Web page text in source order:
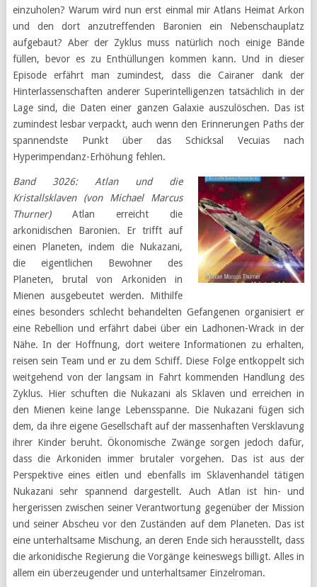
einzuholen? Warum wird nun erst einmal mir Atlans Heimat Arkon
und den dort anzutreffenden Baronien ein Nebenschauplatz
aufgebaut? Aber der Zyklus muss natürlich noch einige Bände
füllen, bevor es zu Enthüllungen kommen kann. Und in dieser
Episode erfährt man zumindest, dass die Cairaner dank der
Hinterlassenschaften anderer Superintelligenzen tatsächlich in der
Lage sind, die Daten einer ganzen Galaxie auszulöschen. Das ist
zumindest lesbar verpackt, auch wenn den Erinnerungen Paths der
spannendste Punkt über das Schicksal Vecuias nach
Hyperimpendanz-Erhöhung fehlen.
Band 3026: Atlan und die
Kristallsklaven (von Michael Marcus
Thurner) Atlan erreicht die
arkonidischen Baronien. Er trifft auf
einen Planeten, indem die Nukazani,
die eigentlichen Bewohner des
Planeten, brutal von Arkoniden in
Mienen ausgebeutet werden. Mithilfe
eines besonders schlecht behandelten Gefangenen organisiert er
eine Rebellion und erfährt dabei über ein Ladhonen-Wrack in der
Nähe. In der Hoffnung, dort weitere Informationen zu erhalten,
reisen sein Team und er zu dem Schiff. Diese Folge entkoppelt sich
weitgehend von der langsam in Fahrt kommenden Handlung des
Zyklus. Hier schuften die Nukazani als Sklaven und erreichen in
den Mienen keine lange Lebensspanne. Die Nukazani fügen sich
dem, da ihre eigene Gesellschaft auf der massenhaften Versklavung
ihrer Kinder beruht. Ökonomische Zwänge sorgen jedoch dafür,
dass die Arkoniden immer brutaler vorgehen. Das ist aus der
Perspektive eines eitlen und ebenfalls im Sklavenhandel tätigen
Nukazani sehr spannend dargestellt. Auch Atlan ist hin- und
hergerissen zwischen seiner Verantwortung gegenüber der Mission
und seiner Abscheu vor den Zuständen auf dem Planeten. Das ist
eine unterhaltsame Mischung, an deren Ende sich herausstellt, dass
die arkonidische Regierung die Vorgänge keineswegs billigt. Alles in
allem ein überzeugender und unterhaltsamer Einzelroman.